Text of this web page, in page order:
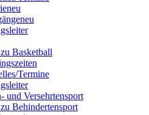
neu
neu
Basketball
Termine
und Versehrtensport
Behindertensport